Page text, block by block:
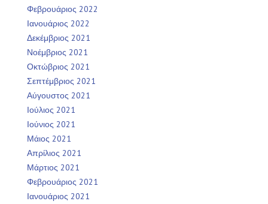
Φεβρουάριος 2022
Ιανουάριος 2022
Δεκέμβριος 2021
Νοέμβριος 2021
Οκτώβριος 2021
Σεπτέμβριος 2021
Αύγουστος 2021
Ιούλιος 2021
Ιούνιος 2021
Μάιος 2021
Απρίλιος 2021
Μάρτιος 2021
Φεβρουάριος 2021
Ιανουάριος 2021